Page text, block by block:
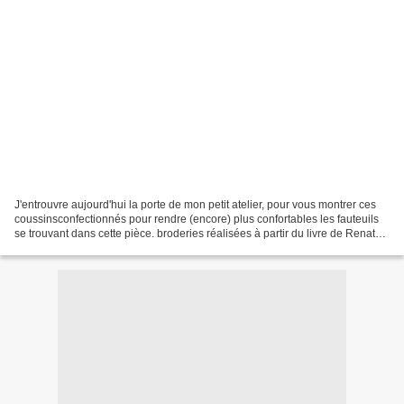
J'entrouvre aujourd'hui la porte de mon petit atelier, pour vous montrer ces
coussinsconfectionnés pour rendre (encore) plus confortables les fauteuils
se trouvant dans cette pièce. broderies réalisées à partir du livre de Renato